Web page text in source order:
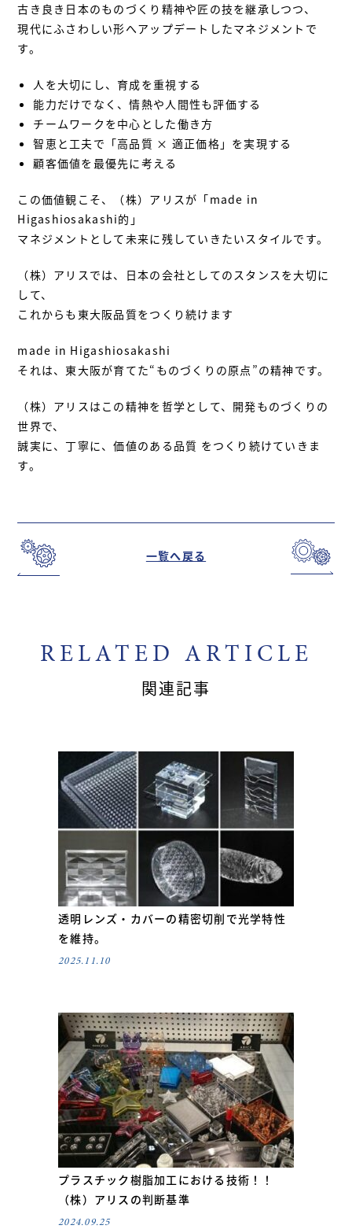
古き良き日本のものづくり精神や匠の技を継承しつつ、
現代にふさわしい形へアップデートしたマネジメントで
す。
人を大切にし、育成を重視する
能力だけでなく、情熱や人間性も評価する
チームワークを中心とした働き方
智恵と工夫で「高品質 × 適正価格」を実現する
顧客価値を最優先に考える
この価値観こそ、（株）アリスが「made in
Higashiosakashi的」
マネジメントとして未来に残していきたいスタイルです。
（株）アリスでは、日本の会社としてのスタンスを大切に
して、
これからも東大阪品質をつくり続けます
made in Higashiosakashi
それは、東大阪が育てた“ものづくりの原点”の精神です。
（株）アリスはこの精神を哲学として、開発ものづくりの
世界で、
誠実に、丁寧に、価値のある品質 をつくり続けていきま
す。
一覧へ戻る
RELATED ARTICLE
関連記事
透明レンズ・カバーの精密切削で光学特性
を維持。
2025.11.10
プラスチック樹脂加工における技術！！
（株）アリスの判断基準
2024.09.25